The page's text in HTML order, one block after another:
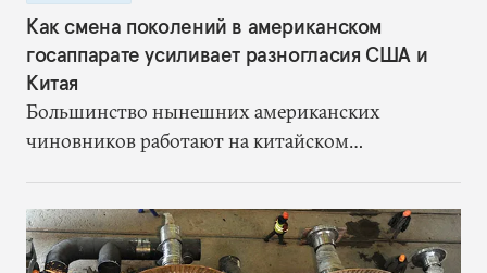
Как смена поколений в американском
госаппарате усиливает разногласия США и
Китая
Большинство нынешних американских
чиновников работают на китайском
2008 года, а не с визита Никсона в Пекин ради
того, чтобы наладить отношения с нищей и